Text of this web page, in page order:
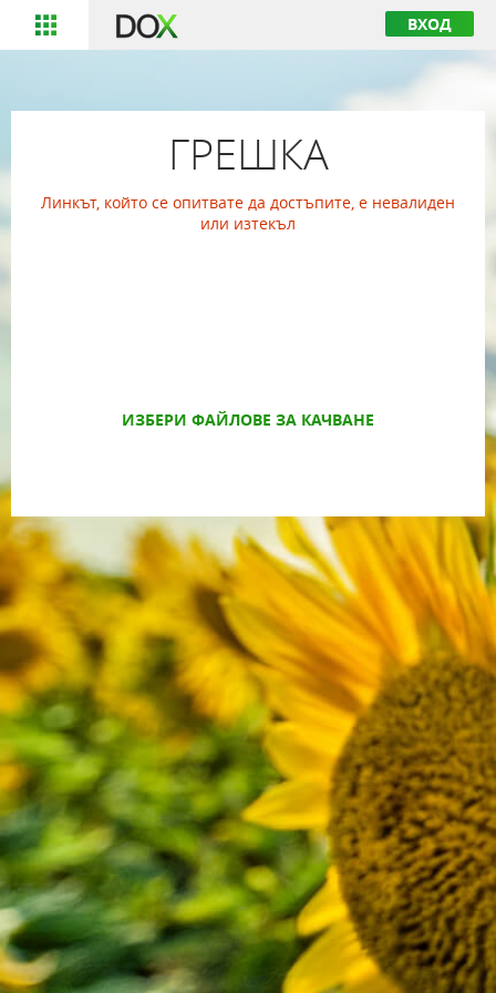
ВХОД
ГРЕШКА
Линкът, който се опитвате да достъпите, е невалиден
или изтекъл
ИЗБЕРИ ФАЙЛОВЕ ЗА КАЧВАНЕ